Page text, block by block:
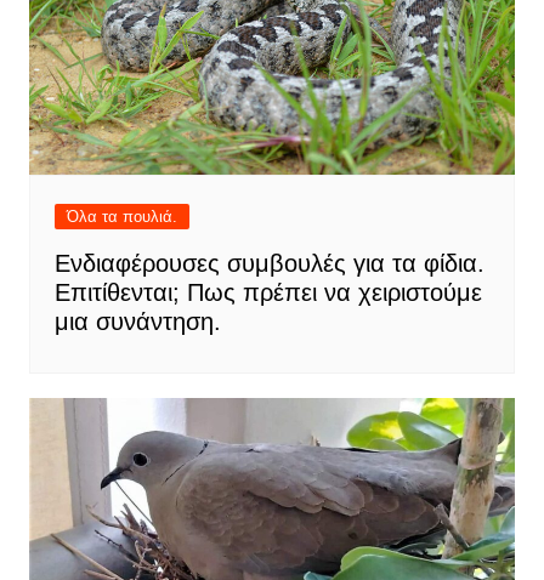
Όλα τα πουλιά.
Ενδιαφέρουσες συμβουλές για τα φίδια.
Επιτίθενται; Πως πρέπει να χειριστούμε
μια συνάντηση.